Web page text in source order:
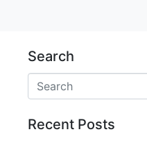
Search
Recent Posts